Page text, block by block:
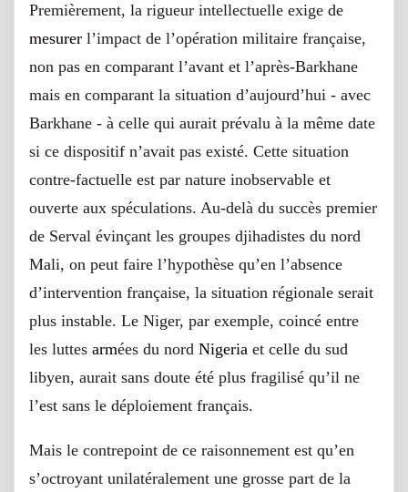
Premièrement, la rigueur intellectuelle exige de
mesurer l’impact de l’opération militaire française,
non pas en comparant l’avant et l’après-Barkhane
mais en comparant la situation d’aujourd’hui - avec
Barkhane - à celle qui aurait prévalu à la même date
si ce dispositif n’avait pas existé. Cette situation
contre-factuelle est par nature inobservable et
ouverte aux spéculations. Au-delà du succès premier
de Serval évinçant les groupes djihadistes du nord
Mali, on peut faire l’hypothèse qu’en l’absence
d’intervention française, la situation régionale serait
plus instable. Le Niger, par exemple, coincé entre
les luttes armées du nord Nigeria et celle du sud
libyen, aurait sans doute été plus fragilisé qu’il ne
l’est sans le déploiement français.
Mais le contrepoint de ce raisonnement est qu’en
s’octroyant unilatéralement une grosse part de la